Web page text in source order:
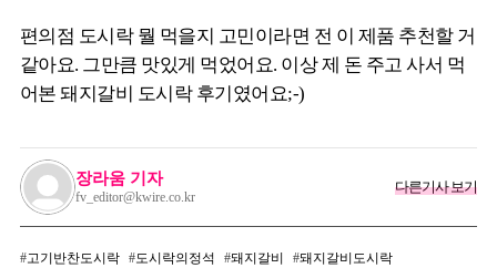
편의점 도시락 뭘 먹을지 고민이라면 전 이 제품 추천할 거
같아요. 그만큼 맛있게 먹었어요. 이상 제 돈 주고 사서 먹
어본 돼지갈비 도시락 후기였어요;-)
장라움 기자
fv_editor@kwire.co.kr
다른기사 보기
고기반찬도시락 도시락의정석 돼지갈비
돼지갈비도시락